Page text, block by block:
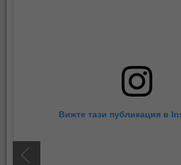
Вижте тази публикация в